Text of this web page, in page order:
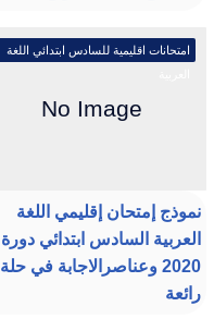
امتحانات اقليمية للسادس ابتدائي اللغة
نموذج إمتحان إقليمي اللغة
العربية السادس ابتدائي دورة
2020 وعناصرالاجابة في حلة
رائعة